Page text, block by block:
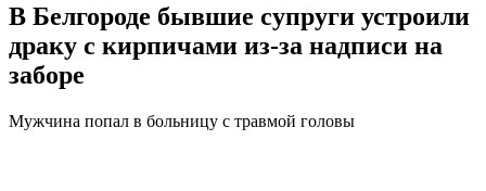
В Белгороде бывшие супруги устроили
драку с кирпичами из-за надписи на
заборе
Мужчина попал в больницу с травмой головы